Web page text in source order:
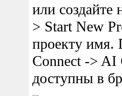
или создайте
> Start New
проекту имя.
Connect -> AI
доступны в